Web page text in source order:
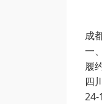
成
一
履
四
24-